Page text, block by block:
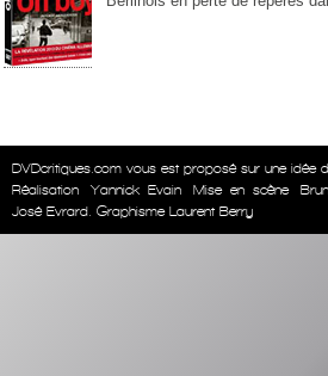
DVDcritiques.com vous est proposé sur une idée
Réalisation
Yannick Evain Mise en scène
José Evrard. Graphisme Laurent Berry